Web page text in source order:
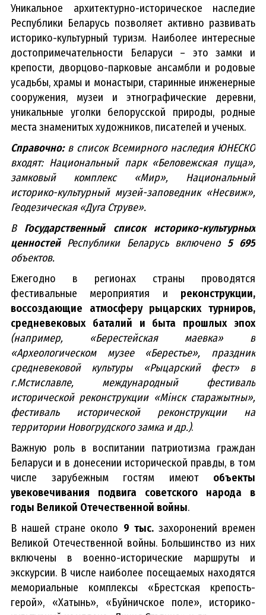
Уникальное архитектурно-историческое наследие
Республики Беларусь позволяет активно развивать
историко-культурный туризм. Наиболее интересные
достопримечательности Беларуси – это замки и
крепости, дворцово-парковые ансамбли и родовые
усадьбы, храмы и монастыри, старинные инженерные
сооружения, музеи и этнографические деревни,
уникальные уголки белорусской природы, родные
места знаменитых художников, писателей и ученых.
Справочно: в список Всемирного наследия ЮНЕСКО
входят: Национальный парк «Беловежская пуща»,
замковый комплекс «Мир», Национальный
историко-культурный музей-заповедник «Несвиж»,
Геодезическая «Дуга Струве».
В Государственный список историко-культурных
ценностейРеспублики Беларусь включено 5 695
объектов.
Ежегодно в регионах страны проводятся
фестивальные мероприятия и реконструкции,
воссоздающие атмосферу рыцарских турниров,
средневековых баталий и быта прошлых эпох
(например, «Берестейская маевка» в
«Археологическом музее «Берестье», праздник
средневековой культуры «Рыцарский фест» в
г.Мстиславле, международный фестиваль
исторической реконструкции «Мінск старажытны»,
фестиваль исторической реконструкции на
территории Новогрудского замка и др.).
Важную роль в воспитании патриотизма граждан
Беларуси и в донесении исторической правды, в том
числе зарубежным гостям имеютобъекты
увековечивания подвига советского народа в
годы Великой Отечественной войны.
В нашей стране около 9 тыс.захоронений времен
Великой Отечественной войны. Большинство из них
включены в военно-исторические маршруты и
экскурсии. В числе наиболее посещаемых находятся
мемориальные комплексы «Брестская крепость-
герой», «Хатынь», «Буйничское поле», историко-